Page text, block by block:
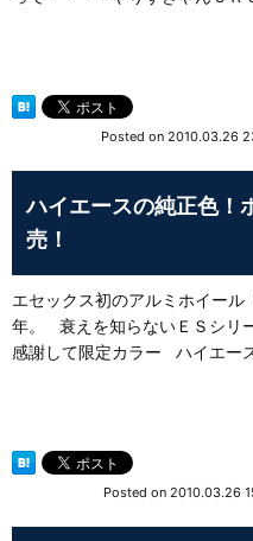
Posted on 2010.03.26
ハイエースの純正色！
売！
エセックス初のアルミホイール
年。 衰えを知らないＥＳシ
感謝して限定カラー ハイエー
Posted on 2010.03.26